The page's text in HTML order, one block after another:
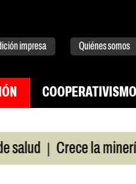
impresa Quiénes somos
COOPERATIVISMO
| Crece la minería |